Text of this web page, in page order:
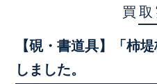
買
【硯・書道具】「柿
しました。